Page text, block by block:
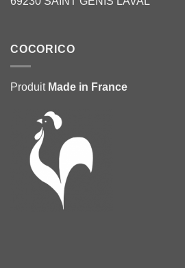
COCORICO
Produit Made in France